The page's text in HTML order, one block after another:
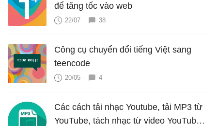
để tăng tốc vào web
22/07 38
Công cụ chuyển đổi tiếng Việt sang
teencode
20/05 4
Các cách tải nhạc Youtube, tải MP3 từ
YouTube, tách nhạc từ video YouTube